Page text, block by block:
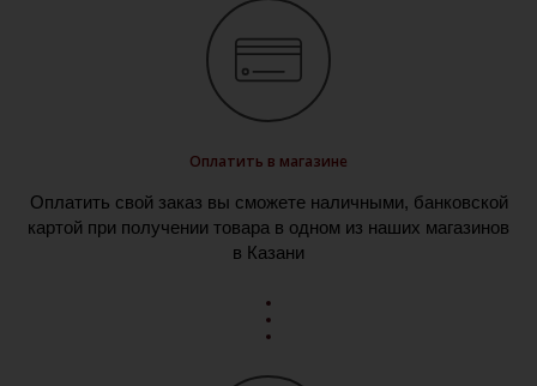
Оплатить в магазине
Оплатить свой заказ вы сможете наличными, банковской
картой при получении товара в одном из наших магазинов
в Казани